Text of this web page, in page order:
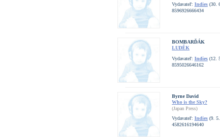
Vydavateľ: Indies (30.
8596926666434
BOMBARĎÁK
LUDĚK
Vydavateľ: Indies (12.
8595026646162
Byrne David
Who is the Sky?
(Japan Press)
Vydavateľ: Indies (9.
4582616194640